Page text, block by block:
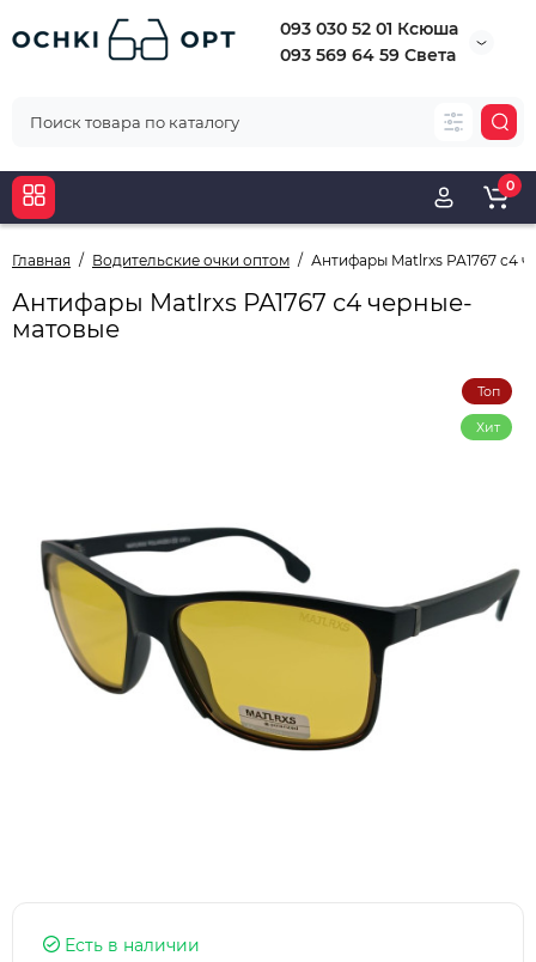
093 030 52 01 Ксюша
093 569 64 59 Света
0
Главная Водительские очки оптом Антифары Matlrxs РА1767 с4
Антифары Matlrxs РА1767 с4 черные-
матовые
Топ
Хит
Есть в наличии